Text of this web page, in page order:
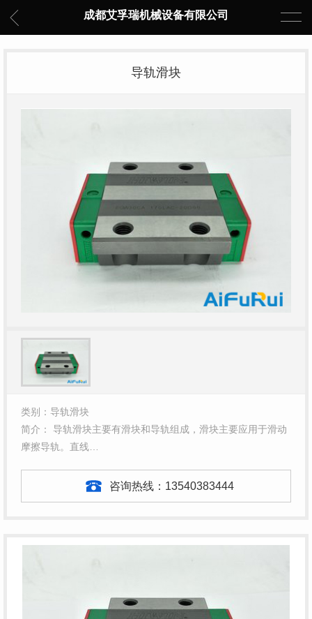
成都艾孚瑞机械设备有限公司
导轨滑块
类别：导轨滑块
简介： 导轨滑块主要有滑块和导轨组成，滑块主要应用于滑动
摩擦导轨。直线…
咨询热线： 13540383444